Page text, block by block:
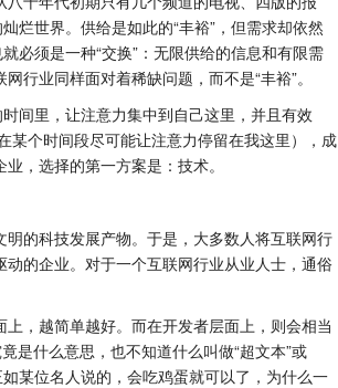
烂世界。供给是如此的“丰裕”，但需求却依然
必须是一种“交换”：无限供给的信息和有限需
行业同样面对着稀缺问题，而不是“丰裕”。
间里，让注意力集中到自己这里，并且有效
某个时间段尽可能让注意力停留在我这里），成
，选择的第一方案是：技术。
的科技发展产物。于是，大多数人将互联网行
的企业。对于一个互联网行业从业人士，通俗
，越简单越好。而在开发者层面上，则会相当
是什么意思，也不知道什么叫做“超文本”或
某位名人说的，会吃鸡蛋就可以了，为什么一